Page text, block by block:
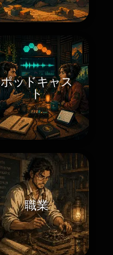
ポッドキャス
ト
職業